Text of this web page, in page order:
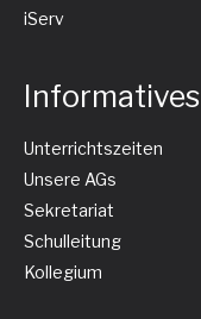
iServ
Informatives
Unterrichtszeiten
Unsere AGs
Sekretariat
Schulleitung
Kollegium